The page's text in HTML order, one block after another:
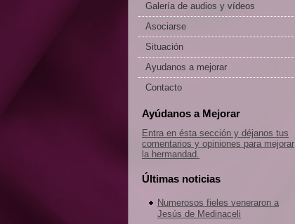
Galería de audios y vídeos
Asociarse
Situación
Ayudanos a mejorar
Contacto
Ayúdanos a Mejorar
Entra en ésta sección y déjanos tus
comentarios y opiniones para mejorar
la hermandad.
Últimas noticias
Numerosos fieles veneraron a
Jesús de Medinaceli